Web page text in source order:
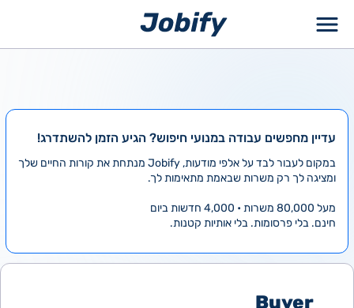
עדיין מחפשים עבודה במנועי חיפוש? הגיע הזמן להשתדרג!
במקום לעבור לבד על אלפי מודעות, Jobify מנתחת את קורות החיים שלך
ומציגה לך רק משרות שבאמת מתאימות לך.
מעל 80,000 משרות • 4,000 חדשות ביום
חינם. בלי פרסומות. בלי אותיות קטנות.
Buyer